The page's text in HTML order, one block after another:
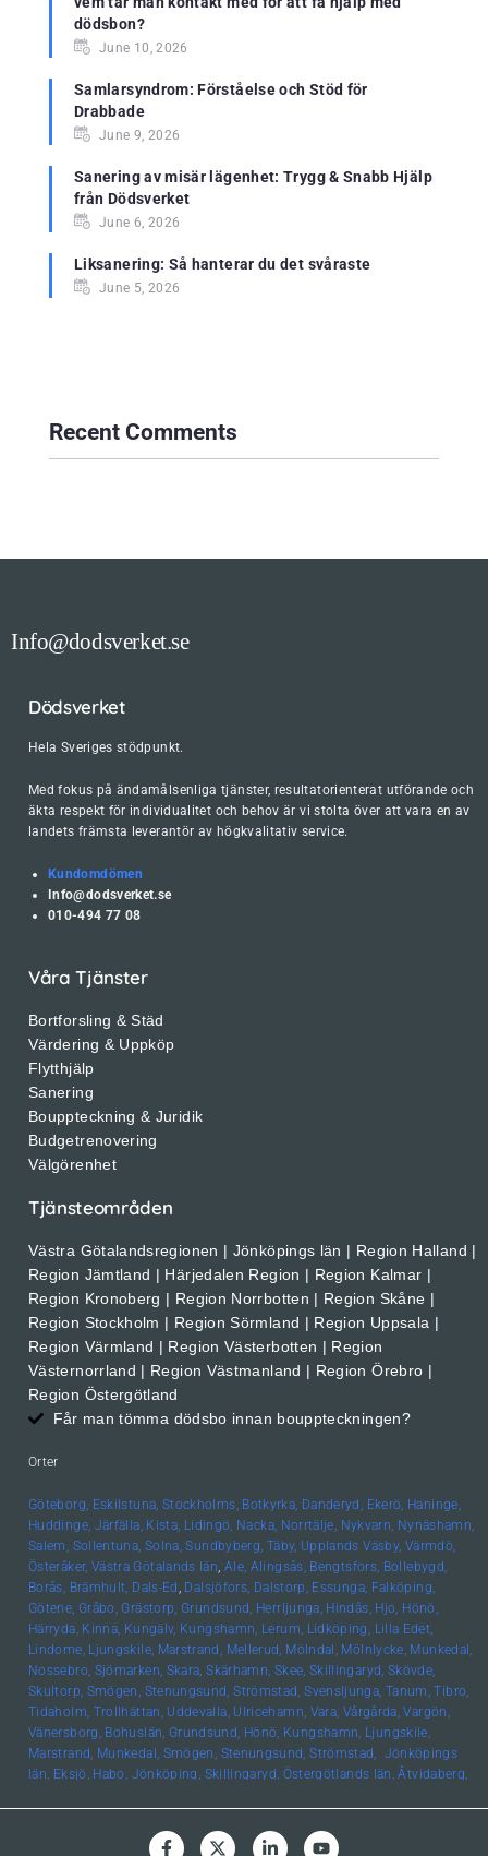
dödsbon?
June 10, 2026
Samlarsyndrom: Förståelse och Stöd för
Drabbade
June 9, 2026
Sanering av misär lägenhet: Trygg & Snabb Hjälp
från Dödsverket
June 6, 2026
Liksanering: Så hanterar du det svåraste
June 5, 2026
Recent Comments
Info@dodsverket.se
Dödsverket
Hela Sveriges stödpunkt.
Med fokus på ändamålsenliga tjänster, resultatorienterat utförande och
äkta respekt för individualitet och behov är vi stolta över att vara en av
landets främsta leverantör av högkvalitativ service.
Kundomdömen
Info@dodsverket.se
010-494 77 08
Våra Tjänster
Bortforsling & Städ
Värdering & Uppköp
Flytthjälp
Sanering
Bouppteckning & Juridik
Budgetrenovering
Välgörenhet
Tjänsteområden
Västra Götalandsregionen | Jönköpings län | Region Halland |
Region Jämtland | Härjedalen Region | Region Kalmar |
Region Kronoberg | Region Norrbotten | Region Skåne |
Region Stockholm | Region Sörmland | Region Uppsala |
Region Värmland | Region Västerbotten | Region
Västernorrland | Region Västmanland | Region Örebro |
Region Östergötland
Får man tömma dödsbo innan bouppteckningen?
Orter
Göteborg, Eskilstuna, Stockholms, Botkyrka, Danderyd, Ekerö, Haninge,
Huddinge, Järfälla, Kista, Lidingö, Nacka, Norrtälje, Nykvarn, Nynäshamn,
Salem, Sollentuna, Solna, Sundbyberg, Täby, Upplands Väsby, Värmdö,
Österåker, Västra Götalands län, Ale, Alingsås, Bengtsfors, Bollebygd,
Borås, Brämhult, Dals-Ed , Dalsjöfors, Dalstorp, Essunga, Falköping,
Götene, Gråbo, Grästorp, Grundsund, Herrljunga, Hindås, Hjo, Hönö,
Härryda, Kinna, Kungälv, Kungshamn, Lerum, Lidköping, Lilla Edet,
Lindome, Ljungskile, Marstrand, Mellerud, Mölndal, Mölnlycke, Munkedal,
Nossebro, Sjömarken, Skara, Skärhamn, Skee, Skillingaryd, Skövde,
Skultorp, Smögen, Stenungsund, Strömstad, Svensljunga, Tanum, Tibro,
Tidaholm, Trollhättan, Uddevalla, Ulricehamn, Vara, Vårgårda, Vargön,
Vänersborg, Bohuslän, Grundsund, Hönö, Kungshamn, Ljungskile,
Marstrand, Munkedal, Smögen, Stenungsund, Strömstad, Jönköpings
län, Eksjö, Habo, Jönköping, Skillingaryd, Östergötlands län, Åtvidaberg,
Helsingborg, Höör, Lund, Malmö,